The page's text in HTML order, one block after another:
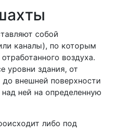
собой
каналы), по которым
воздуха.
уровни здания, от
внешней поверхности
ней на определенную
либо под